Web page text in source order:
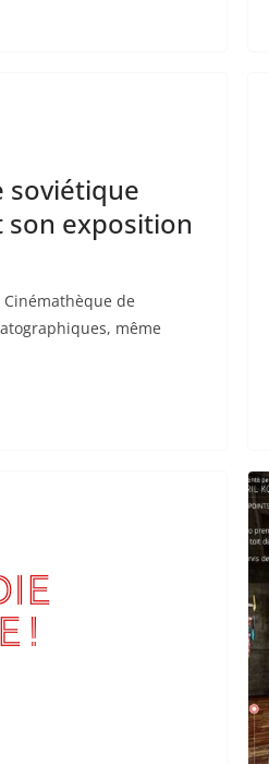
soviétique
son exposition
de
même